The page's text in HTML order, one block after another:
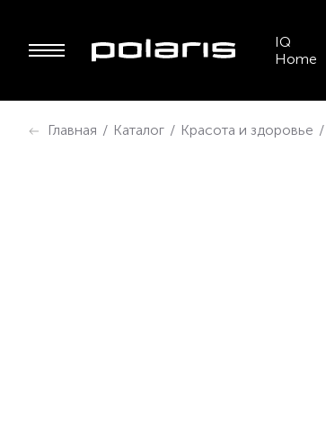
IQ
Home
Главная / Каталог / Красота и здоровье /